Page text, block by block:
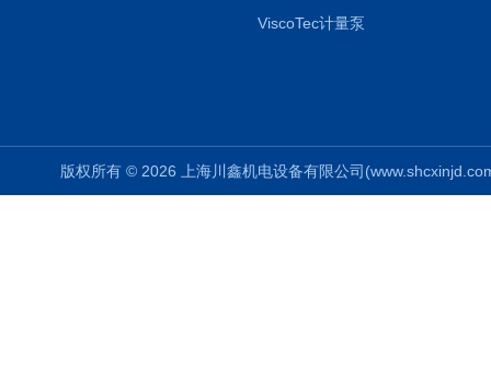
ViscoTec计量泵
版权所有 © 2026 上海川鑫机电设备有限公司